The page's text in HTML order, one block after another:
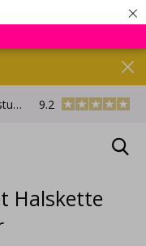
×
Gratis
9.2
Halskette